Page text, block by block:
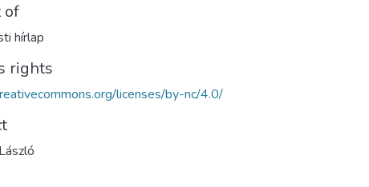
of
hírlap
rights
licenses/by-nc/4.0/